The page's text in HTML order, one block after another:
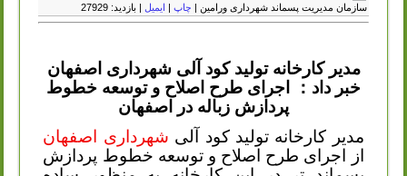
سازمان مدیریت پسماند شهرداری ورامین | چاپ | ایمیل | بازدید: 27929
مدیر کارخانه تولید کود آلی شهرداری اصفهان
خبر داد ：
اجرای طرح اصلاح و توسعه خطوط
پردازش زباله در اصفهان
مدیر کارخانه تولید کود آلی شهرداری اصفهان
از اجرای طرح اصلاح و توسعه خطوط پردازش